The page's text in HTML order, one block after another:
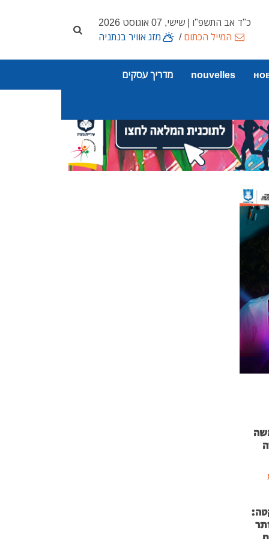
כ"ד אב התשפ"ו | שישי, 07 אוגוסט 2026
המייל הכתום/ מזג אוויר בנתניה
nouvelles מדריך עסקים
נמשה
אותר